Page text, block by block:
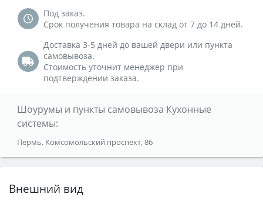
Под заказ.
Срок получения товара на склад от 7 до 14 дней.
Доставка 3-5 дней до вашей двери или пункта
самовывоза.
Стоимость уточнит менеджер при
подтверждении заказа.
Шоурумы и пункты самовывоза Кухонные
системы:
Пермь, Комсомольский проспект, 86
Внешний вид